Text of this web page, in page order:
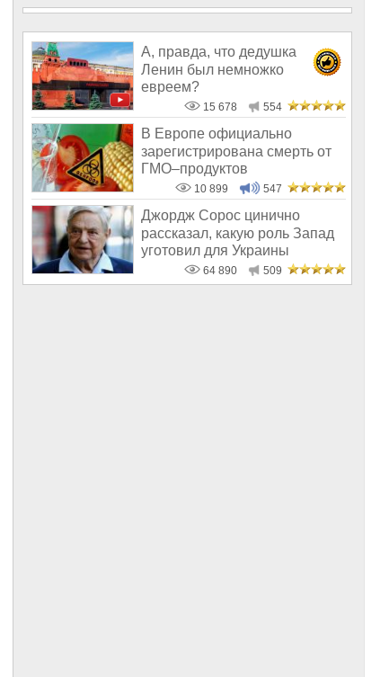
А, правда, что дедушка
Ленин был немножко
евреем?
15 678 554
В Европе официально
зарегистрирована смерть от
ГМО–продуктов
10 899 547
Джордж Сорос цинично
рассказал, какую роль Запад
уготовил для Украины
64 890 509